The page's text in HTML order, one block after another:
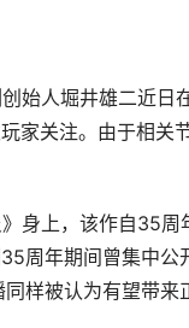
始人堀井雄二近日
家关注。由于相关
身上，该作自35
周年期间曾集中公
样被认为有望带